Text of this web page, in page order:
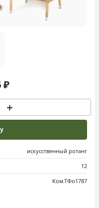
₽
искусственный ротанг
12
Ком.ТФо1787